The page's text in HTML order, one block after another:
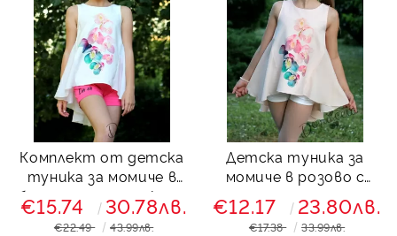
Комплект от детска
туника за момиче в
бяло с орхидеи и къси
панталонки в циклама
€15.74 30.78лв.
€22.49 43.99лв.
Детска туника за
момиче в розово с
орхидеи
€12.17 23.80лв.
€17.38 33.99лв.